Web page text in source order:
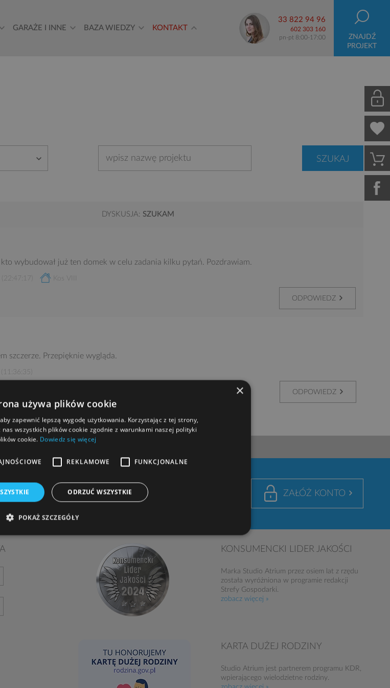
GARAŻE I INNE BAZA WIEDZY KONTAKT
33 822 94 96
602 303 160
pn-pt 8:00-17:00
ZNAJDŹ
PROJEKT
DYSKUSJA: SZUKAM
wybudował już ten domek w celu zadania kilku pytań. Pozdrawiam.
Kos VIII
ODPOWIEDZ
szczerze. Przepięknie wygląda.
ODPOWIEDZ
o nowościach i promocjach. Twoje konto to swoboda
za założenie konta otrzymujesz od nas w prezencie 100zł
ZAŁÓŻ KONTO
KONSUMENCKI LIDER JAKOŚCI
Marka Studio Atrium przez osiem lat z rzędu
została wyróżniona w programie redakcji
Strefy Gospodarki.
zobacz więcej »
KARTA DUŻEJ RODZINY
Studio Atrium jest partnerem programu KDR,
wpierającego wielodzietne rodziny.
×
używa plików cookie
zapewnić lepszą wygodę użytkowania. Korzystając z tej strony,
wszystkich plików cookie zgodnie z warunkami naszej polityki
cookie. Dowiedz się więcej
REKLAMOWE FUNKCJONALNE
ODRZUĆ WSZYSTKIE
POKAŻ SZCZEGÓŁY